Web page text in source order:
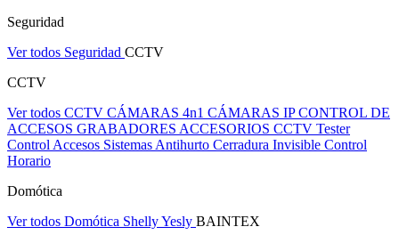
Seguridad
Ver todos Seguridad CCTV
CCTV
Ver todos CCTV CÁMARAS 4n1 CÁMARAS IPCONTROL DE
ACCESOS GRABADORES ACCESORIOS CCTV Tester
Control Accesos Sistemas Antihurto Cerradura Invisible Control
Horario
Domótica
Ver todos Domótica ShellyYesly BAINTEX